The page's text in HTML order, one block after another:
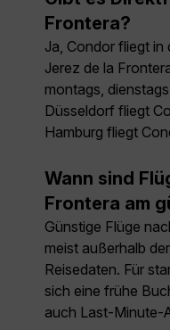
Frontera?
Ja, Condor fliegt
Jerez de la
montags,
Düsseldorf fliegt
Hamburg fliegt
Wann sind
Frontera am
Günstige Flüge
meist außerhalb
Reisedaten. Für
sich eine frühe
auch Last-Minute-